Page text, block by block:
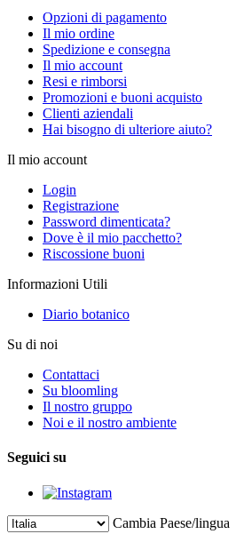
Opzioni di pagamento
Il mio ordine
Spedizione e consegna
Il mio account
Resi e rimborsi
Promozioni e buoni acquisto
Clienti aziendali
Hai bisogno di ulteriore aiuto?
Il mio account
Login
Registrazione
Password dimenticata?
Dove è il mio pacchetto?
Riscossione buoni
Informazioni Utili
Diario botanico
Su di noi
Contattaci
Su bloomling
Il nostro gruppo
Noi e il nostro ambiente
Seguici su
Cambia Paese/lingua